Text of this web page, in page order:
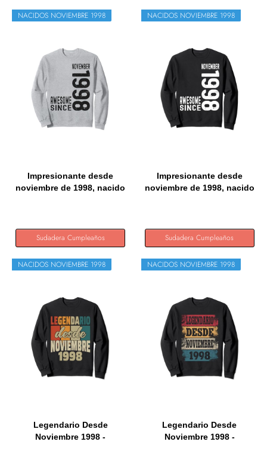
NACIDOS NOVIEMBRE 1998
Impresionante desde
noviembre de 1998, nacido
Sudadera Cumpleaños
NACIDOS NOVIEMBRE 1998
Impresionante desde
noviembre de 1998, nacido
Sudadera Cumpleaños
NACIDOS NOVIEMBRE 1998
Legendario Desde
Noviembre 1998 -
NACIDOS NOVIEMBRE 1998
Legendario Desde
Noviembre 1998 -